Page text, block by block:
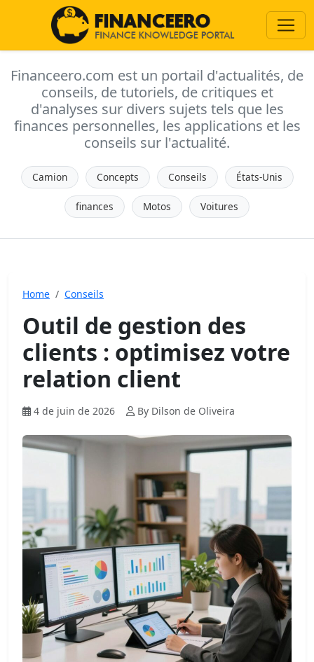
Financeero.com est un portail d'actualités, de
conseils, de tutoriels, de critiques et
d'analyses sur divers sujets tels que les
finances personnelles, les applications et les
conseils sur l'actualité.
Camion Concepts Conseils États-Unis
finances Motos Voitures
Home Conseils
Outil de gestion des
clients : optimisez votre
relation client
4 de juin de 2026 By Dilson de Oliveira